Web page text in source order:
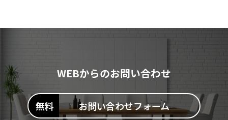
WEBからのお問い合わせ
お問い合わせフォーム